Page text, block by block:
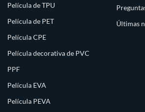
Película de TPU
Película de PET
Película CPE
Película decorativa de PVC
PPF
Película EVA
Película PEVA
Últimas